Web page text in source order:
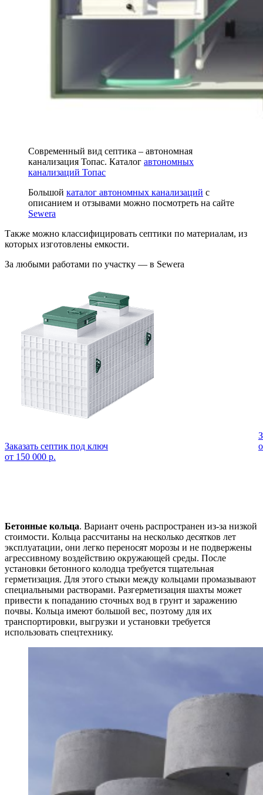
Современный вид септика – автономная
канализация Топас. Каталог автономных
канализаций Топас
Большой каталог автономных канализаций с
описанием и отзывами можно посмотреть на сайте
Sewera
Также можно классифицировать септики по материалам, из
которых изготовлены емкости.
За любыми работами по участку — в Sewera
Заказать септик под ключ
от 150 000 р.
Бетонные кольца. Вариант очень распространен из-за низкой
стоимости. Кольца рассчитаны на несколько десятков лет
эксплуатации, они легко переносят морозы и не подвержены
агрессивному воздействию окружающей среды. После
установки бетонного колодца требуется тщательная
герметизация. Для этого стыки между кольцами промазывают
специальными растворами. Разгерметизация шахты может
привести к попаданию сточных вод в грунт и заражению
почвы. Кольца имеют большой вес, поэтому для их
транспортировки, выгрузки и установки требуется
использовать спецтехнику.